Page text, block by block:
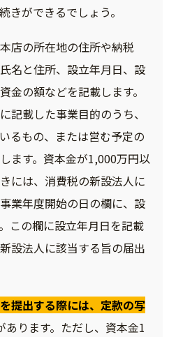
きができるでしょう。
店の所在地の住所や納税
名と住所、設立年月日、設
金の額などを記載します。
記載した事業目的のうち、
るもの、または営む予定の
ます。資本金が1,000万円以
には、消費税の新設法人に
業年度開始の日の欄に、設
この欄に設立年月日を記載
設法人に該当する旨の届出
提出する際には、定款の写
あります。ただし、資本金1